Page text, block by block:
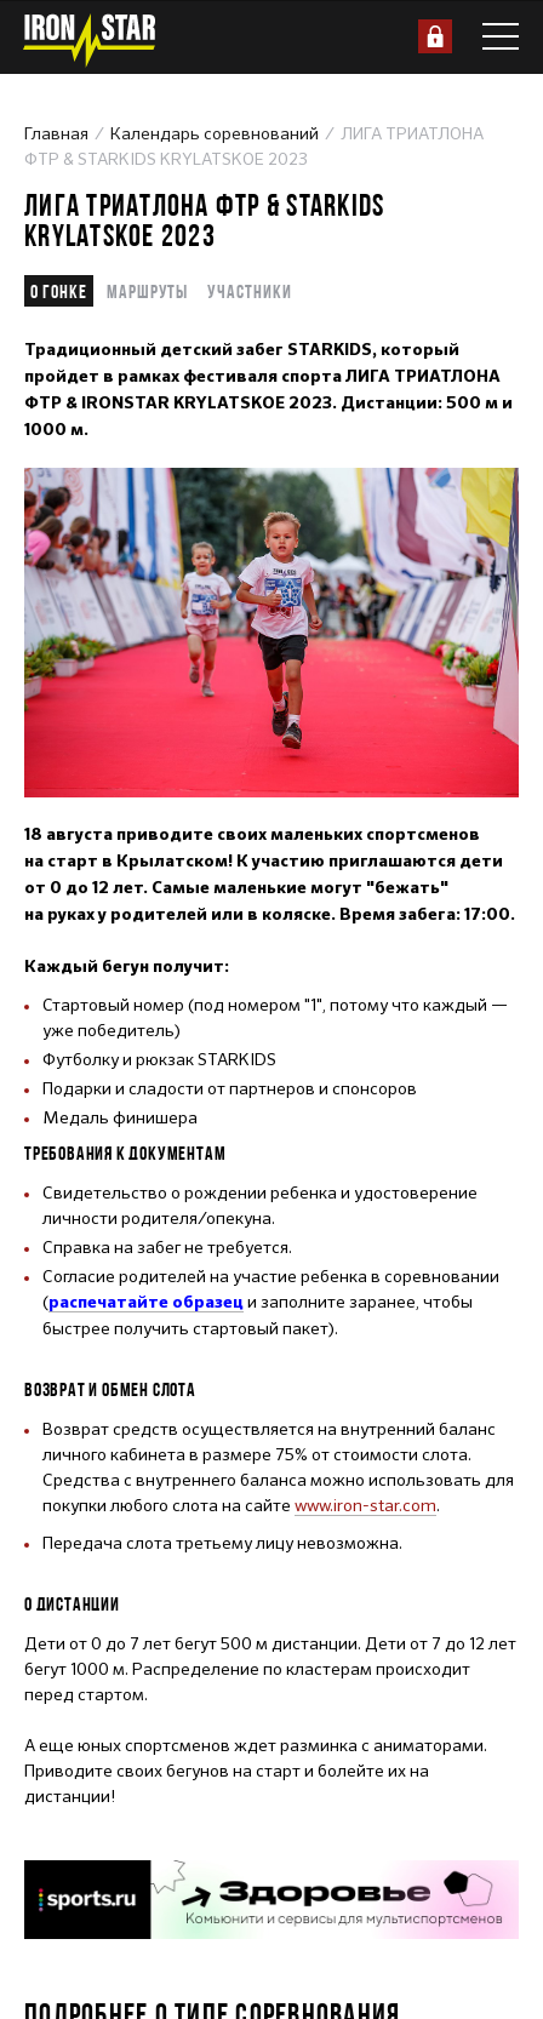
Главная Календарь соревнований
ЛИГА ТРИАТЛОНА
ФТР & STARKIDS KRYLATSKOE 2023
ЛИГА ТРИАТЛОНА ФТР & STARKIDS
KRYLATSKOE 2023
О гонке Маршруты Участники
Традиционный детский забег STARKIDS, который
пройдет в рамках фестиваля спорта ЛИГА ТРИАТЛОНА
ФТР & IRONSTAR KRYLATSKOE 2023. Дистанции: 500 м и
1000 м.
18 августа приводите своих маленьких спортсменов
на старт в Крылатском! К участию приглашаются дети
от 0 до 12 лет. Самые маленькие могут "бежать"
на руках у родителей или в коляске. Время забега: 17:00.
Каждый бегун получит:
Стартовый номер (под номером "1", потому что каждый —
уже победитель)
Футболку и рюкзак STARKIDS
Подарки и сладости от партнеров и спонсоров
Медаль финишера
ТРЕБОВАНИЯ К ДОКУМЕНТАМ
Свидетельство о рождении ребенка и удостоверение
личности родителя/опекуна.
Справка на забег не требуется.
Согласие родителей на участие ребенка в соревновании
(распечатайте образец и заполните заранее, чтобы
быстрее получить стартовый пакет).
ВОЗВРАТ И ОБМЕН СЛОТА
Возврат средств осуществляется на внутренний баланс
личного кабинета в размере 75% от стоимости слота.
Средства с внутреннего баланса можно использовать для
покупки любого слота на сайте www.iron-star.com.
Передача слота третьему лицу невозможна.
О ДИСТАНЦИИ
Дети от 0 до 7 лет бегут 500 м дистанции. Дети от 7 до 12 лет
бегут 1000 м. Распределение по кластерам происходит
перед стартом.
А еще юных спортсменов ждет разминка с аниматорами.
Приводите своих бегунов на старт и болейте их на
дистанции!